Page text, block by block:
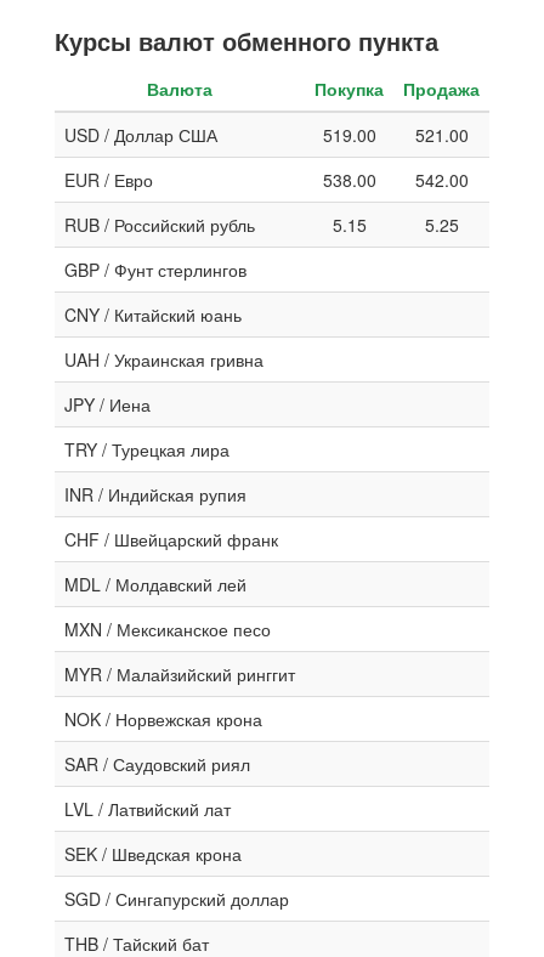
Курсы валют обменного пункта
Валюта Покупка
Продажа
USD / Доллар США
519.00
521.00
EUR / Евро
538.00
542.00
RUB / Российский рубль
5.15
5.25
GBP / Фунт стерлингов
CNY / Китайский юань
UAH / Украинская гривна
JPY / Иена
TRY / Турецкая лира
INR / Индийская рупия
CHF / Швейцарский франк
MDL / Молдавский лей
MXN / Мексиканское песо
MYR / Малайзийский ринггит
NOK / Норвежская крона
SAR / Саудовский риял
LVL / Латвийский лат
SEK / Шведская крона
SGD / Сингапурский доллар
THB / Тайский бат